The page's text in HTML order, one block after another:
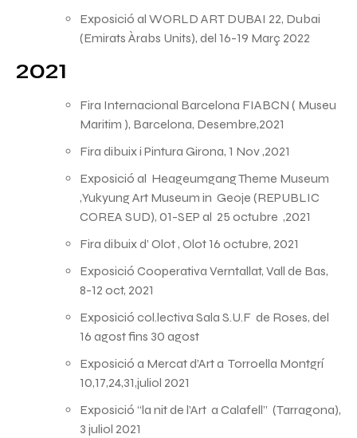
Exposició al WORLD ART DUBAI 22, Dubai
(Emirats Àrabs Units), del 16-19 Març 2022
2021
Fira Internacional Barcelona FIABCN ( Museu
Maritim ), Barcelona, Desembre,2021
Fira dibuix i Pintura Girona, 1 Nov ,2021
Exposició al Heageumgang Theme Museum
,Yukyung Art Museum in Geoje (REPUBLIC
COREA SUD), 01-SEP al 25 octubre ,2021
Fira dibuix d’ Olot , Olot 16 octubre, 2021
Exposició Cooperativa Verntallat, Vall de Bas,
8-12 oct, 2021
Exposició col.lectiva Sala S.U.F de Roses, del
16 agost fins 30 agost
Exposició a Mercat d’Art a Torroella Montgrí
10,17,24,31,juliol 2021
Exposició “la nit de l’Art a Calafell” (Tarragona),
3 juliol 2021